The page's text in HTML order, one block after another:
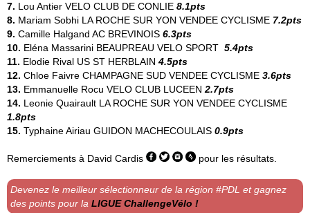
7. Lou Antier VELO CLUB DE CONLIE 8.1pts
8. Mariam Sobhi LA ROCHE SUR YON VENDEE CYCLISME 7.2pts
9. Camille Halgand AC BREVINOIS 6.3pts
10. Eléna Massarini BEAUPREAU VELO SPORT 5.4pts
11. Elodie Rival US ST HERBLAIN 4.5pts
12. Chloe Faivre CHAMPAGNE SUD VENDEE CYCLISME 3.6pts
13. Emmanuelle Rocu VELO CLUB LUCEEN 2.7pts
14. Leonie Quairault LA ROCHE SUR YON VENDEE CYCLISME
1.8pts
15. Typhaine Airiau GUIDON MACHECOULAIS 0.9pts
Remerciements à David Cardis pour les résultats.
Devenez le meilleur sélectionneur de la région #PDL et gagnez
des points pour la LIGUE ChallengeVélo !